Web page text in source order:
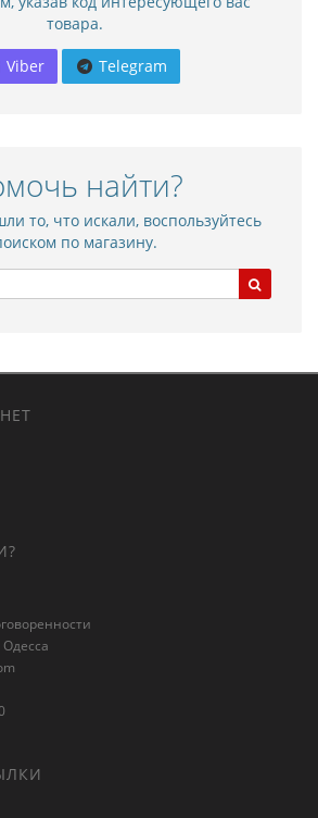
товара.
Viber Telegram
найти?
то, что искали, воспользуйтесь
по магазину.